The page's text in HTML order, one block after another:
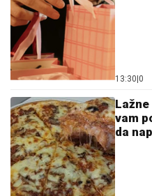
13:30|0
vam
da